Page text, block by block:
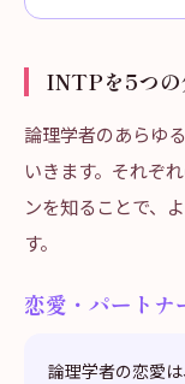
INTPを5つの
論理学者のあらゆ
いきます。それぞ
ンを知ることで、
す。
恋愛・パートナ
論理学者の恋愛